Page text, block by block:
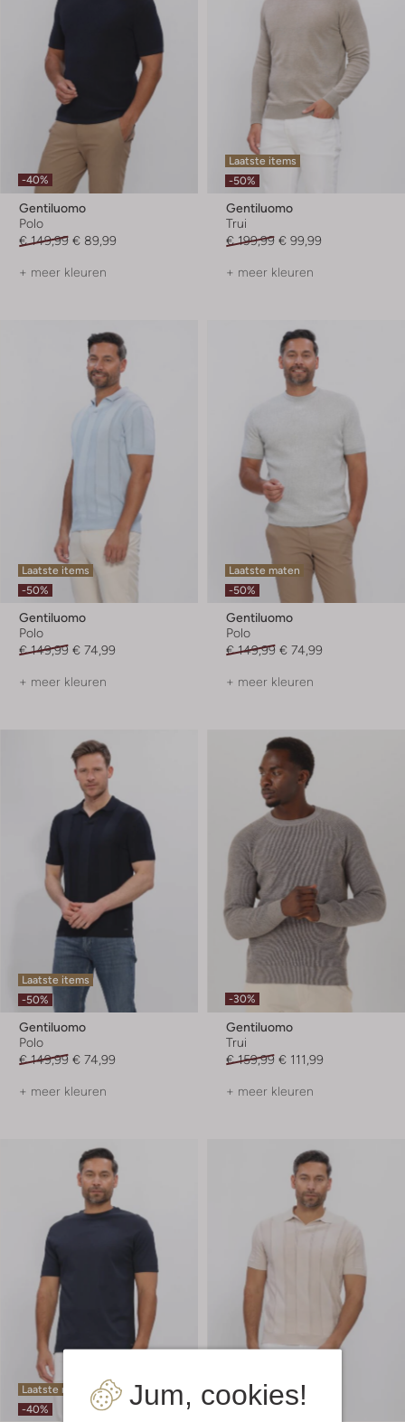
Jum, cookies!
-40%
Gentiluomo
Polo
€ 149,99 € 89,99
+ meer kleuren
Laatste items
-50%
Gentiluomo
Trui
€ 199,99 € 99,99
+ meer kleuren
Laatste items
-50%
Gentiluomo
Polo
€ 149,99 € 74,99
+ meer kleuren
Laatste maten
-50%
Gentiluomo
Polo
€ 149,99 € 74,99
+ meer kleuren
Laatste items
-50%
Gentiluomo
Polo
€ 149,99 € 74,99
+ meer kleuren
-30%
Gentiluomo
Trui
€ 159,99 € 111,99
+ meer kleuren
Laatste maten
-40%
Laatste items
-30%